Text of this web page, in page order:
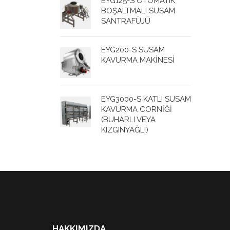
BOŞALTMALI SUSAM
SANTRAFÜJÜ
EYG200-S SUSAM
KAVURMA MAKİNESİ
EYG3000-S KATLI SUSAM
KAVURMA CORNİĞİ
(BUHARLI VEYA
KIZGINYAĞLI)